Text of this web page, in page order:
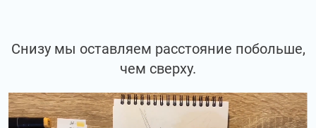
Снизу мы оставляем расстояние побольше,
чем сверху.